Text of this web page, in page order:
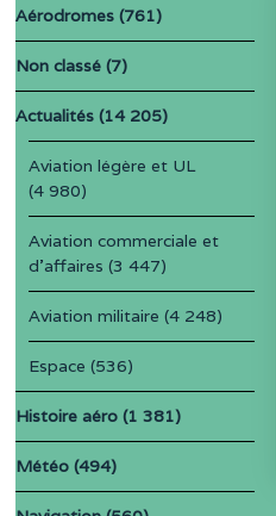
Aérodromes (761)
Non classé (7)
Actualités (14 205)
Aviation légère et UL
(4 980)
Aviation commerciale et
d'affaires (3 447)
Aviation militaire (4 248)
Espace (536)
Histoire aéro (1 381)
Météo (494)